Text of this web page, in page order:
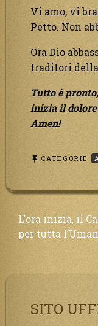
Vi amo, vi
Petto. Non
Ora Dio
traditori della
Tutto è
inizia il
Amen!
CATEGORIE
Navigazione
articoli
L’ora inizia, il
per tutta
SITO